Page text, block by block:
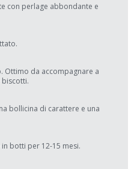
con perlage abbondante e
Ottimo da accompagnare a
biscotti.
bollicina di carattere e una
botti per 12-15 mesi.